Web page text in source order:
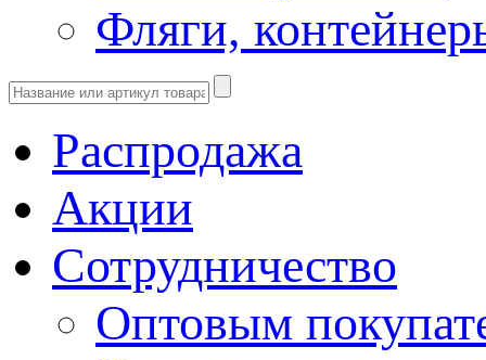
Фляги,
Распродажа
Акции
Сотрудничество
Оптовым